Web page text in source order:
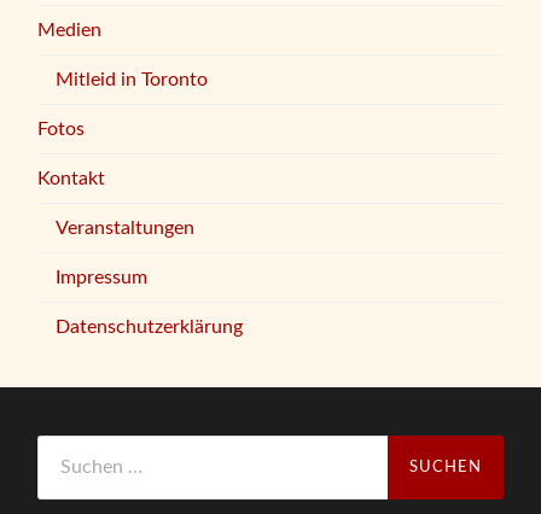
Medien
Mitleid in Toronto
Fotos
Kontakt
Veranstaltungen
Impressum
Datenschutzerklärung
nach: